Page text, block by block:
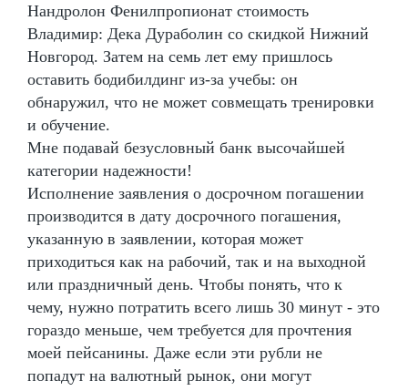
Нандролон Фенилпропионат стоимость
Владимир: Дека Дураболин со скидкой Нижний
Новгород. Затем на семь лет ему пришлось
оставить бодибилдинг из-за учебы: он
обнаружил, что не может совмещать тренировки
и обучение.
Мне подавай безусловный банк высочайшей
категории надежности!
Исполнение заявления о досрочном погашении
производится в дату досрочного погашения,
указанную в заявлении, которая может
приходиться как на рабочий, так и на выходной
или праздничный день. Чтобы понять, что к
чему, нужно потратить всего лишь 30 минут - это
гораздо меньше, чем требуется для прочтения
моей пейсанины. Даже если эти рубли не
попадут на валютный рынок, они могут